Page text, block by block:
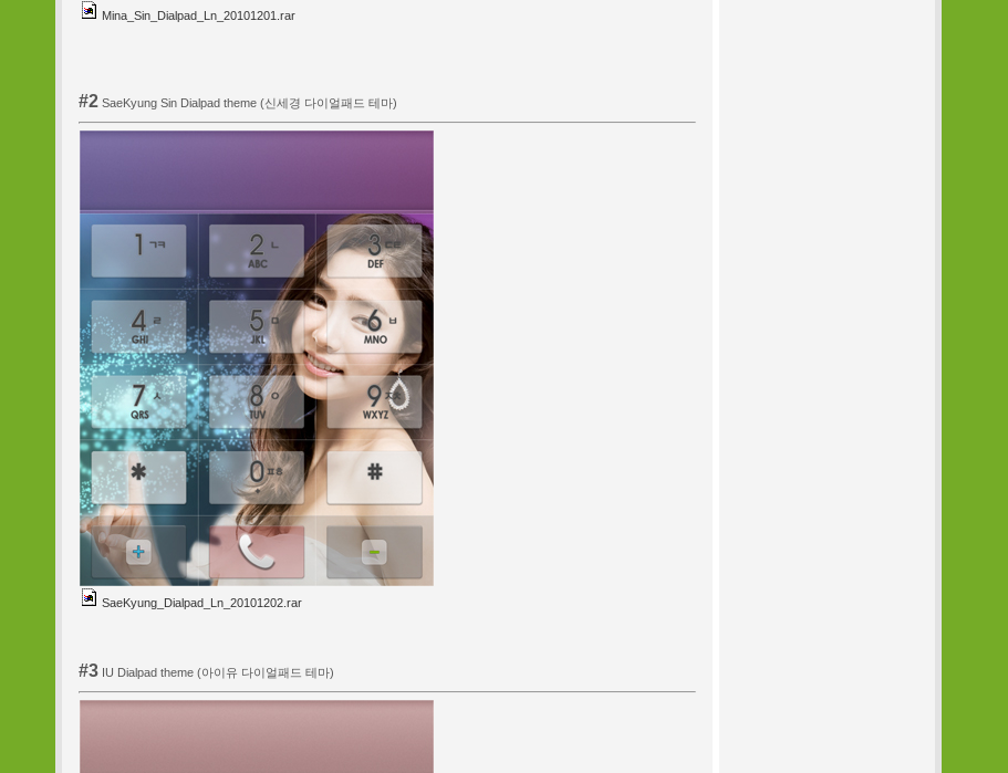
Mina_Sin_Dialpad_Ln_20101201.rar
#2 SaeKyung Sin Dialpad theme (신세경 다이얼패드 테마)
SaeKyung_Dialpad_Ln_20101202.rar
#3 IU Dialpad theme (아이유 다이얼패드 테마)